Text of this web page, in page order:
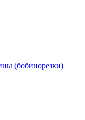
(бобинорезки)